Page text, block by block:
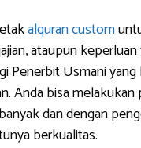
alquran custom
ataupun keperluan
Penerbit Usmani
Anda bisa melakukan
dan dengan
berkualitas.